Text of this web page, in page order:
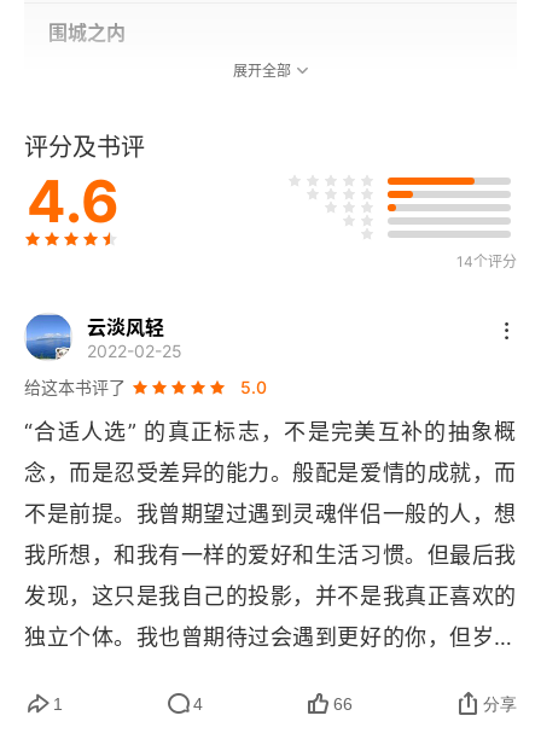
围城之内
愠怒
性爱与潜意识压抑力
无端怪罪
施教与受教
为人父母
爱的课堂
童真
爱的局限
展开全部
评分及书评
4.6
14个评分
云淡风轻
2022-02-25
给这本书评了
5.0
“合适人选” 的真正标志，不是完美互补的抽象概
念，而是忍受差异的能力。般配是爱情的成就，而
不是前提。我曾期望过遇到灵魂伴侣一般的人，想
我所想，和我有一样的爱好和生活习惯。但最后我
发现，这只是我自己的投影，并不是我真正喜欢的
独立个体。我也曾期待过会遇到更好的你，但岁月
太多实际的收获。生活就像走马观花一样，我一笑
1 4 66 分享